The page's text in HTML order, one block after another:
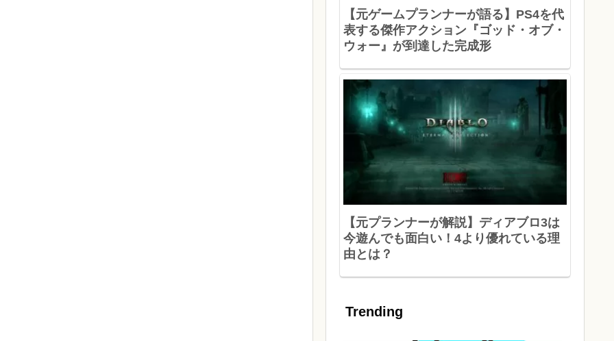
【元ゲームプランナーが語る】PS4を代
表する傑作アクション『ゴッド・オブ・
ウォー』が到達した完成形
【元プランナーが解説】ディアブロ3は
今遊んでも面白い！4より優れている理
由とは？
Trending